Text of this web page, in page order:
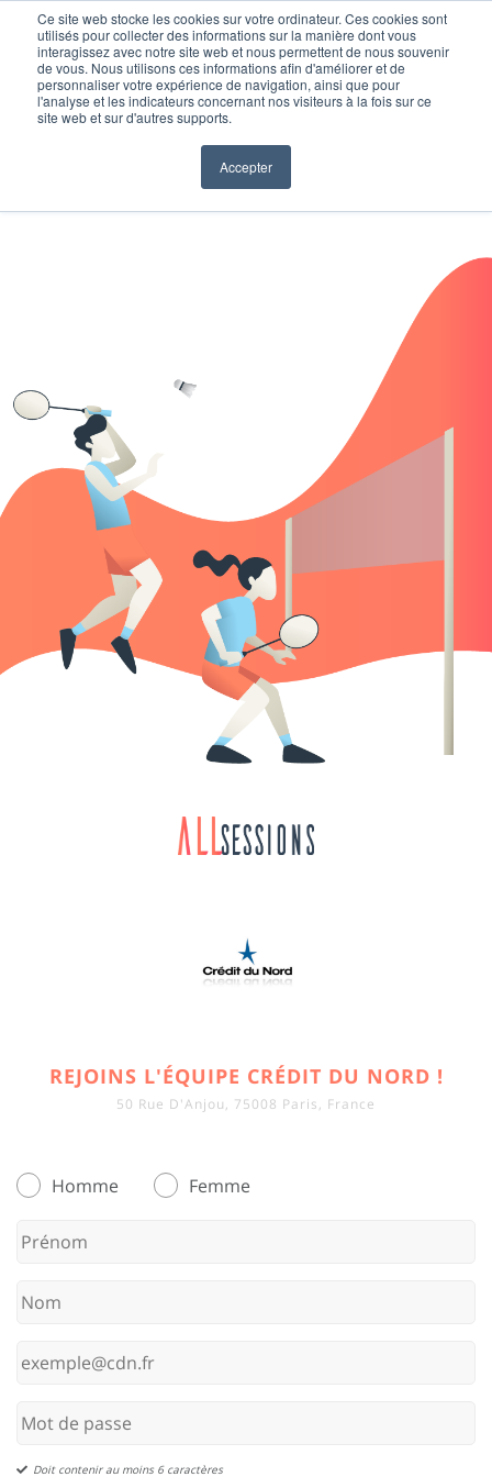
Ce site web stocke les cookies sur votre ordinateur. Ces cookies sont
utilisés pour collecter des informations sur la manière dont vous
interagissez avec notre site web et nous permettent de nous souvenir
de vous. Nous utilisons ces informations afin d'améliorer et de
personnaliser votre expérience de navigation, ainsi que pour
l'analyse et les indicateurs concernant nos visiteurs à la fois sur ce
site web et sur d'autres supports.
Accepter
REJOINS L'ÉQUIPE CRÉDIT DU NORD !
50 Rue D'Anjou, 75008 Paris, France
Homme Femme
Doit contenir au moins 6 caractères